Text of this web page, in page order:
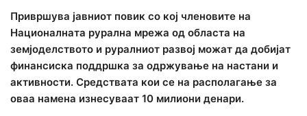
Привршува јавниот повик со кој членовите на
Националната рурална мрежа од областа на
земјоделството и руралниот развој можат да добијат
финансиска поддршка за одржување на настани и
активности. Средствата кои се на располагање за
оваа намена изнесуваат 10 милиони денари.